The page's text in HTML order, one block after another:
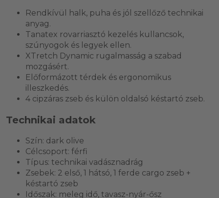
Rendkívül halk, puha és jól szellőző technikai
anyag.
Tanatex rovarriasztó kezelés kullancsok,
szúnyogok és legyek ellen.
XTretch Dynamic rugalmasság a szabad
mozgásért.
Előformázott térdek és ergonomikus
illeszkedés.
4 cipzáras zseb és külön oldalsó késtartó zseb.
Technikai adatok
Szín: dark olive
Célcsoport: férfi
Típus: technikai vadásznadrág
Zsebek: 2 első, 1 hátsó, 1 ferde cargo zseb +
késtartó zseb
Időszak: meleg idő, tavasz-nyár-ősz